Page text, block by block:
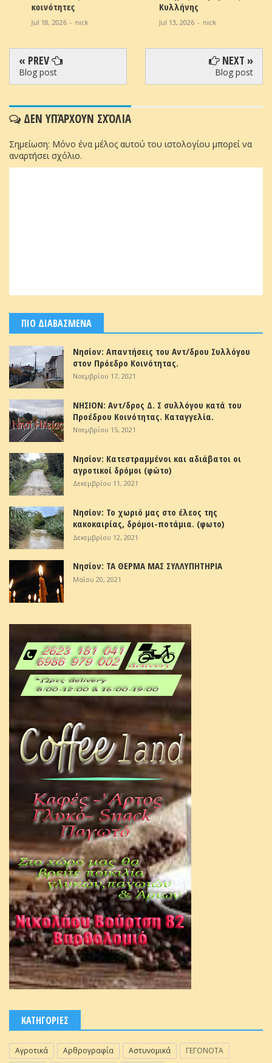
κοινότητες
Jul 18, 2026 - nick
Κυλλήνης
Jul 13, 2026 - nick
« PREV
Blog post
NEXT »
Blog post
ΔΕΝ ΥΠΆΡΧΟΥΝ ΣΧΌΛΙΑ
Σημείωση: Μόνο ένα μέλος αυτού του ιστολογίου μπορεί να
αναρτήσει σχόλιο.
ΠΙΟ ΔΙΑΒΑΣΜΕΝΑ
Νησίον: Απαντήσεις του Αντ/δρου Συλλόγου
στον Πρόεδρο Κοινότητας.
Νοεμβρίου 17, 2021
ΝΗΣΙΟΝ: Αντ/δρος Δ. Σ συλλόγου κατά του
Προέδρου Κοινότητας. Καταγγελία.
Νοεμβρίου 15, 2021
Νησίον: Κατεστραμμένοι και αδιάβατοι οι
αγροτικοί δρόμοι (φώτο)
Δεκεμβρίου 11, 2021
Νησίον: Το χωριό μας στο έλεος της
κακοκαιρίας, δρόμοι-ποτάμια. (φωτο)
Δεκεμβρίου 12, 2021
Νησίον: ΤΑ ΘΕΡΜΑ ΜΑΣ ΣΥΛΛΥΠΗΤΗΡΙΑ
Μαΐου 20, 2021
ΚΑΤΗΓΟΡΙΕΣ
Αγροτικά Αρθρογραφία Αστυνομικά
ΓΕΓΟΝΟΤΑ